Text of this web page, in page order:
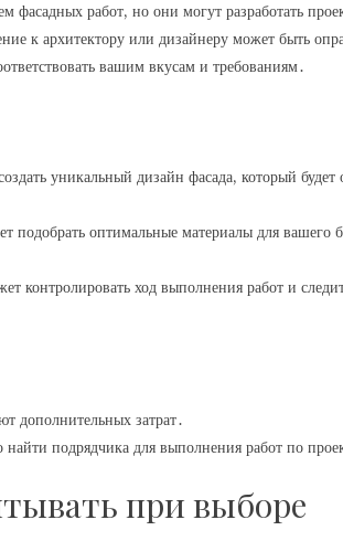
работ, но они могут разработать
к архитектору или дизайнеру может быть
вашим вкусам и требованиям․
уникальный дизайн фасада, который будет
подобрать оптимальные материалы для вашего
контролировать ход выполнения работ и
дополнительных затрат․
найти подрядчика для выполнения работ по
при выборе